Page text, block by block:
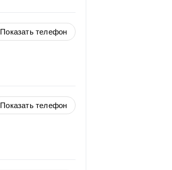
Показать телефон
Показать телефон